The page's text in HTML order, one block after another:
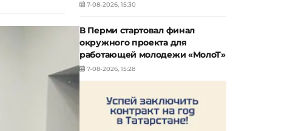
7-08-2026, 15:30
В Перми стартовал финал
окружного проекта для
работающей молодежи «МолоТ»
7-08-2026, 15:28